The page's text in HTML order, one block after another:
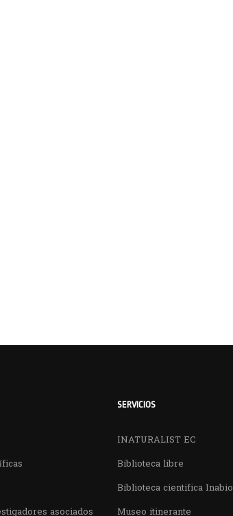
asociados
SERVICIOS
INATURALIST EC
Biblioteca libre
Biblioteca cientifica Inabio
Museo itinerante